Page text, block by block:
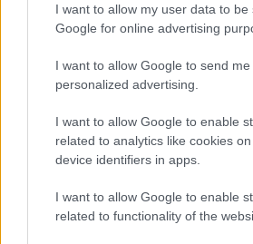
I want to allow my user data to be
Google for online advertising
I want to allow Google to send me
personalized advertising.
I want to allow Google to enable
related to analytics like cookies
device identifiers in apps.
I want to allow Google to enable
related to functionality of the
κατέληξε τα ξημερώματα
Τα σχολιά σας δημοσιεύονται άμεσα με
διαγράφονται